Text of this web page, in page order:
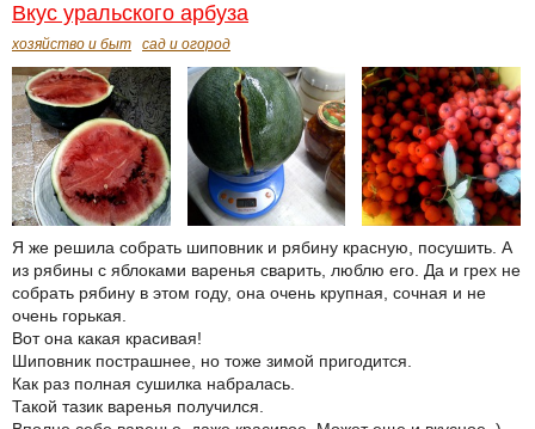
Вкус уральского арбуза
хозяйство и быт сад и огород
Я же решила собрать шиповник и рябину красную, посушить. А
из рябины с яблоками варенья сварить, люблю его. Да и грех не
собрать рябину в этом году, она очень крупная, сочная и не
очень горькая.
Вот она какая красивая!
Шиповник пострашнее, но тоже зимой пригодится.
Как раз полная сушилка набралась.
Такой тазик варенья получился.